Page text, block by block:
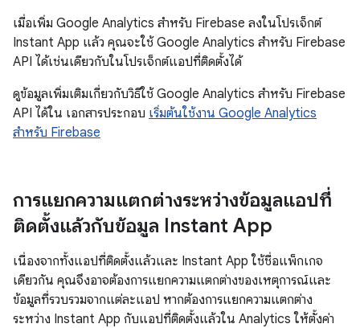
เมื่อเพิ่ม Google Analytics สำหรับ Firebase ลงในโปรเจ็กต์
Instant App แล้ว คุณจะใช้ Google Analytics สำหรับ Firebase
API ได้เช่นเดียวกับในโปรเจ็กต์แอปที่ติดตั้งได้
ดูข้อมูลเพิ่มเติมเกี่ยวกับวิธีใช้ Google Analytics สำหรับ Firebase
API ได้ใน เอกสารประกอบ เริ่มต้นใช้งาน Google Analytics
สำหรับ Firebase
การแยกความแตกต่างระหว่างข้อมูลแอปที่
ติดตั้งแล้วกับข้อมูล Instant App
เนื่องจากทั้งแอปที่ติดตั้งแล้วและ Instant App ใช้ชื่อแพ็กเกจ
เดียวกัน คุณจึงอาจต้องการแยกความแตกต่างของเหตุการณ์และ
ข้อมูลที่รวบรวมจากแต่ละแอป หากต้องการแยกความแตกต่าง
ระหว่าง Instant App กับแอปที่ติดตั้งแล้วใน Analytics ให้ตั้งค่า